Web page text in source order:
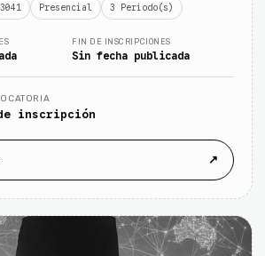
Presencial 3 Periodo(s)
FIN DE INSCRIPCIONES
Sin fecha publicada
inscripción
↗